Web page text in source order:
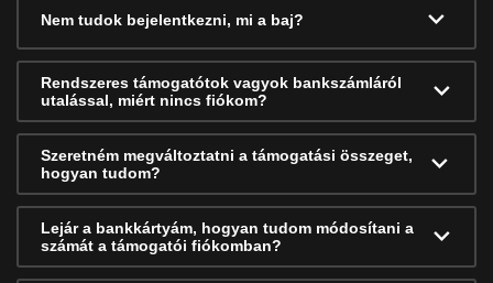
Nem tudok bejelentkezni, mi a baj?
Rendszeres támogatótok vagyok bankszámláról
utalással, miért nincs fiókom?
Szeretném megváltoztatni a támogatási összeget,
hogyan tudom?
Lejár a bankkártyám, hogyan tudom módosítani a
számát a támogatói fiókomban?